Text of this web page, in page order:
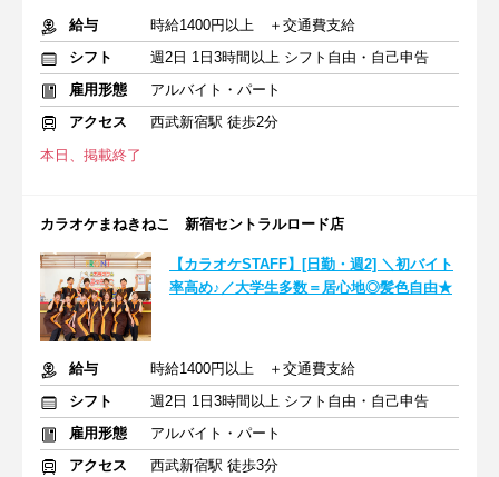
給与
時給1400円以上 ＋交通費支給
シフト
週2日 1日3時間以上 シフト自由・自己申告
雇用形態
アルバイト・パート
アクセス
西武新宿駅 徒歩2分
本日、掲載終了
カラオケまねきねこ 新宿セントラルロード店
【カラオケSTAFF】[日勤・週2] ＼初バイト
率高め♪／大学生多数＝居心地◎髪色自由★
給与
時給1400円以上 ＋交通費支給
シフト
週2日 1日3時間以上 シフト自由・自己申告
雇用形態
アルバイト・パート
アクセス
西武新宿駅 徒歩3分